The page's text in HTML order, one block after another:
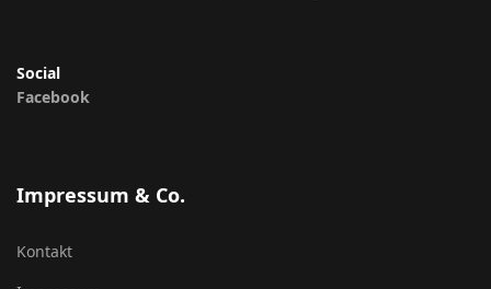
Social
Facebook
Impressum & Co.
Kontakt